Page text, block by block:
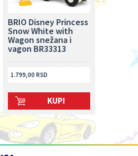
BRIO Disney Princess
Snow White with
Wagon snežana i
vagon BR33313
1.799,00 RSD
KUPI